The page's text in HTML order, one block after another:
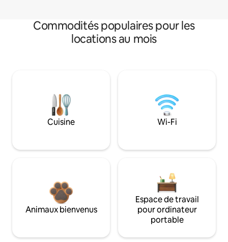
Commodités populaires pour les
locations au mois
Cuisine Wi-Fi
Animaux bienvenus
Espace de travail
pour ordinateur
portable